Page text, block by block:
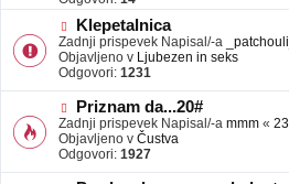
e
o
j
a
v
e
N
o
v
e
b
a
v
e
Klepetalnica
Zadnji prispevek Napisal/-a _patchouli_
Objavljeno v Ljubezen in seks
Odgovori: 1231
N
o
v
e
o
Priznam da...20#
Zadnji prispevek Napisal/-a mmm «
Objavljeno v Čustva
Odgovori: 1927